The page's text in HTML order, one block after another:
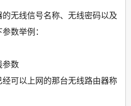
无线信号名称、无线密码以及
数举例：
数
可以上网的那台无线路由器称